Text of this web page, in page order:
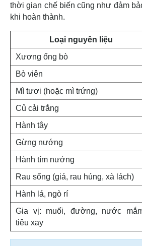
thời gian chế biến cũng như đảm
khi hoàn thành.
Loại nguyên liệu
Xương ống bò
Bò viên
Mì tươi (hoặc mì trứng)
Củ cải trắng
Hành tây
Gừng nướng
Hành tím nướng
Rau sống (giá, rau húng, xà lách)
Hành lá, ngò rí
Gia vị: muối, đường, nước
tiêu xay